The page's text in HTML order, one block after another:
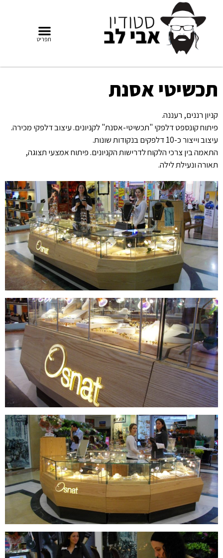
תכשיטי אסנת
קניון רננים, רעננה.
פיתוח קונספט דלפקי "תכשיטי-אסנת" לקניונים. עיצוב דלפקי מכירה.
עיצוב וייצור כ-10 דלפקים בנקודות שונות.
התאמה בין צרכי הלקוח לדרישות הקניונים. פיתוח אמצעי תצוגה,
תאורה ונעילת לילה.